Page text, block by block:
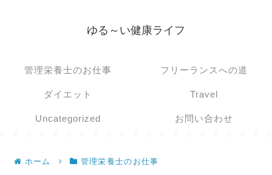
ゆる～い健康ライフ
管理栄養士のお仕事 フリーランスへの道
ダイエット Travel
Uncategorized お問い合わせ
ホーム 管理栄養士のお仕事